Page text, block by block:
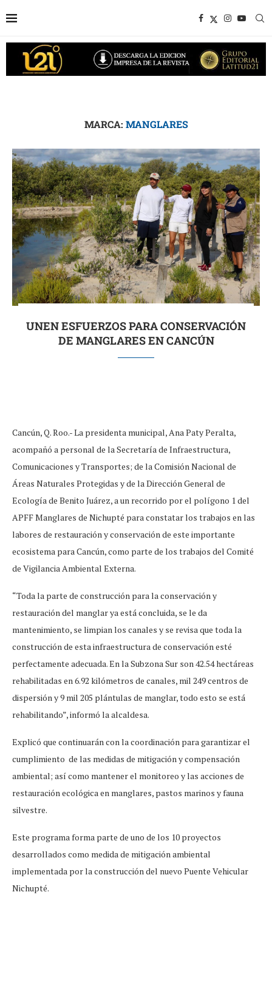
MARCA: MANGLARES
UNEN ESFUERZOS PARA CONSERVACIÓN
DE MANGLARES EN CANCÚN
Cancún, Q. Roo.- La presidenta municipal, Ana Paty Peralta,
acompañó a personal de la Secretaría de Infraestructura,
Comunicaciones y Transportes; de la Comisión Nacional de
Áreas Naturales Protegidas y de la Dirección General de
Ecología de Benito Juárez, a un recorrido por el polígono 1 del
APFF Manglares de Nichupté para constatar los trabajos en las
labores de restauración y conservación de este importante
ecosistema para Cancún, como parte de los trabajos del Comité
de Vigilancia Ambiental Externa.
“Toda la parte de construcción para la conservación y
restauración del manglar ya está concluida, se le da
mantenimiento, se limpian los canales y se revisa que toda la
construcción de esta infraestructura de conservación esté
perfectamente adecuada. En la Subzona Sur son 42.54 hectáreas
rehabilitadas en 6.92 kilómetros de canales, mil 249 centros de
dispersión y 9 mil 205 plántulas de manglar, todo esto se está
rehabilitando”, informó la alcaldesa.
Explicó que continuarán con la coordinación para garantizar el
cumplimiento de las medidas de mitigación y compensación
ambiental; así como mantener el monitoreo y las acciones de
restauración ecológica en manglares, pastos marinos y fauna
silvestre.
Este programa forma parte de uno de los 10 proyectos
desarrollados como medida de mitigación ambiental
implementada por la construcción del nuevo Puente Vehicular
Nichupté.